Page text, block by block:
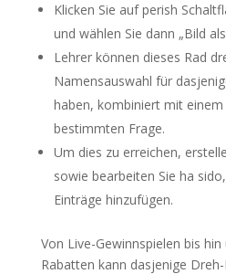
Klicken Sie auf perish
und wählen Sie dann „Bild
Lehrer können dieses Rad
Namensauswahl für
haben, kombiniert mit
bestimmten Frage.
Um dies zu erreichen,
sowie bearbeiten Sie ha
Einträge hinzufügen.
Von Live-Gewinnspielen bis
Rabatten kann dasjenige